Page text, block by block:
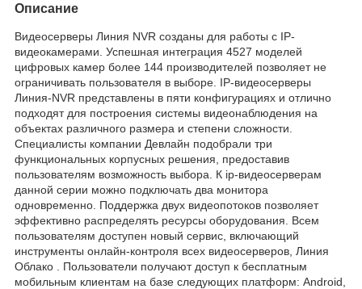
Описание
Видеосерверы Линия NVR созданы для работы с IP-
видеокамерами. Успешная интеграция 4527 моделей
цифровых камер более 144 производителей позволяет не
ограничивать пользователя в выборе. IP-видеосерверы
Линия-NVR представлены в пяти конфигурациях и отлично
подходят для построения системы видеонаблюдения на
объектах различного размера и степени сложности.
Специалисты компании Девлайн подобрали три
функциональных корпусных решения, предоставив
пользователям возможность выбора. К ip-видеосерверам
данной серии можно подключать два монитора
одновременно. Поддержка двух видеопотоков позволяет
эффективно распределять ресурсы оборудования. Всем
пользователям доступен новый сервис, включающий
инструменты онлайн-контроля всех видеосерверов, Линия
Облако . Пользователи получают доступ к бесплатным
мобильным клиентам на базе следующих платформ: Android,